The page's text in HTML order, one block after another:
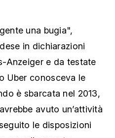
una bugia",
in dichiarazioni
Anzeiger e da testate
Uber conosceva le
è sbarcata nel 2013,
avuto un’attività
le disposizioni